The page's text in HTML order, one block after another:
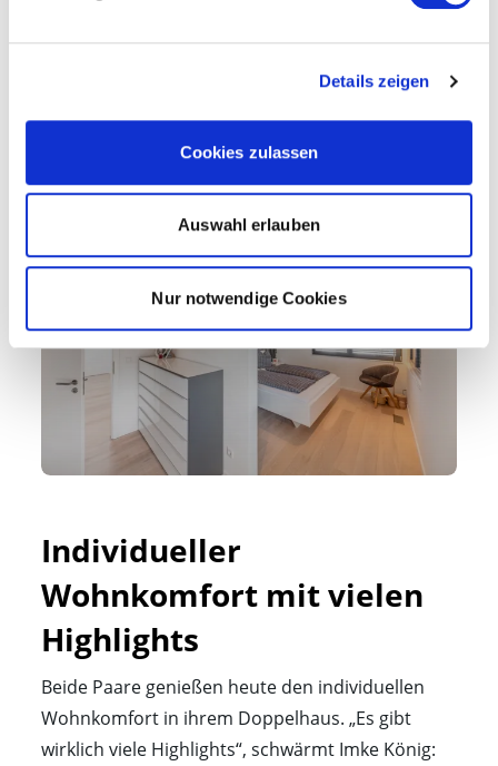
Details zeigen
Cookies zulassen
Auswahl erlauben
Nur notwendige Cookies
Individueller
Wohnkomfort mit vielen
Highlights
Beide Paare genießen heute den individuellen
Wohnkomfort in ihrem Doppelhaus. „Es gibt
wirklich viele Highlights“, schwärmt Imke König: